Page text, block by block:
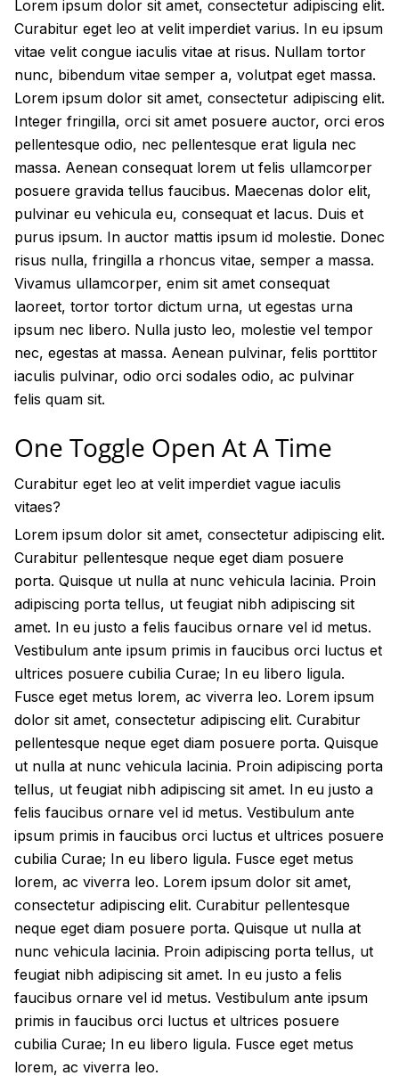
Lorem ipsum dolor sit amet, consectetur adipiscing elit.
Curabitur eget leo at velit imperdiet varius. In eu ipsum
vitae velit congue iaculis vitae at risus. Nullam tortor
nunc, bibendum vitae semper a, volutpat eget massa.
Lorem ipsum dolor sit amet, consectetur adipiscing elit.
Integer fringilla, orci sit amet posuere auctor, orci eros
pellentesque odio, nec pellentesque erat ligula nec
massa. Aenean consequat lorem ut felis ullamcorper
posuere gravida tellus faucibus. Maecenas dolor elit,
pulvinar eu vehicula eu, consequat et lacus. Duis et
purus ipsum. In auctor mattis ipsum id molestie. Donec
risus nulla, fringilla a rhoncus vitae, semper a massa.
Vivamus ullamcorper, enim sit amet consequat
laoreet, tortor tortor dictum urna, ut egestas urna
ipsum nec libero. Nulla justo leo, molestie vel tempor
nec, egestas at massa. Aenean pulvinar, felis porttitor
iaculis pulvinar, odio orci sodales odio, ac pulvinar
felis quam sit.
One Toggle Open At A Time
Curabitur eget leo at velit imperdiet vague iaculis
vitaes?
Lorem ipsum dolor sit amet, consectetur adipiscing elit.
Curabitur pellentesque neque eget diam posuere
porta. Quisque ut nulla at nunc vehicula lacinia. Proin
adipiscing porta tellus, ut feugiat nibh adipiscing sit
amet. In eu justo a felis faucibus ornare vel id metus.
Vestibulum ante ipsum primis in faucibus orci luctus et
ultrices posuere cubilia Curae; In eu libero ligula.
Fusce eget metus lorem, ac viverra leo. Lorem ipsum
dolor sit amet, consectetur adipiscing elit. Curabitur
pellentesque neque eget diam posuere porta. Quisque
ut nulla at nunc vehicula lacinia. Proin adipiscing porta
tellus, ut feugiat nibh adipiscing sit amet. In eu justo a
felis faucibus ornare vel id metus. Vestibulum ante
ipsum primis in faucibus orci luctus et ultrices posuere
cubilia Curae; In eu libero ligula. Fusce eget metus
lorem, ac viverra leo. Lorem ipsum dolor sit amet,
consectetur adipiscing elit. Curabitur pellentesque
neque eget diam posuere porta. Quisque ut nulla at
nunc vehicula lacinia. Proin adipiscing porta tellus, ut
feugiat nibh adipiscing sit amet. In eu justo a felis
faucibus ornare vel id metus. Vestibulum ante ipsum
primis in faucibus orci luctus et ultrices posuere
cubilia Curae; In eu libero ligula. Fusce eget metus
lorem, ac viverra leo.